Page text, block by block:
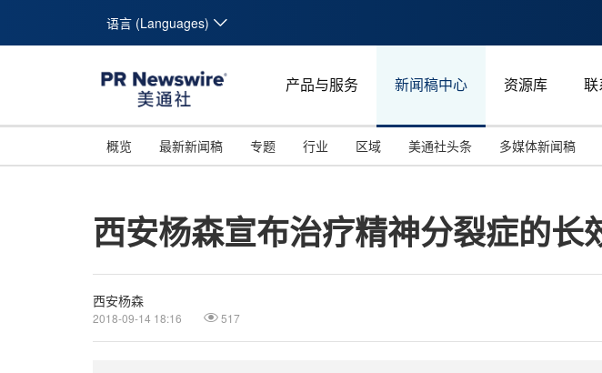
语言 (Languages)
产品与服务 新闻稿中心 资源库 联
概览 最新新闻稿 专题 行业 区域 美通社头条 多媒体新闻稿
西安杨森宣布治疗精神分裂症的
西安杨森
2018-09-14 18:16 517